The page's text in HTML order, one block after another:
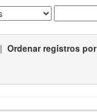
| Ordenar registros por